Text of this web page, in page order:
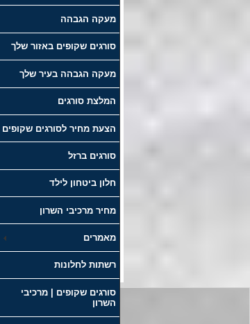
מעקה הגבהה
סורגים שקופים באזור שלך
מעקה הגבהה בעיר שלך
המלצת סורגים
הצעת מחיר לסורגים שקופים
סורגים ברזל
חלון ביטחון לילד
מחיר מרכיבי השרון
מאמרים
רשתות לחלונות
סורגים שקופים | מרכיבי
השרון
דף הבית